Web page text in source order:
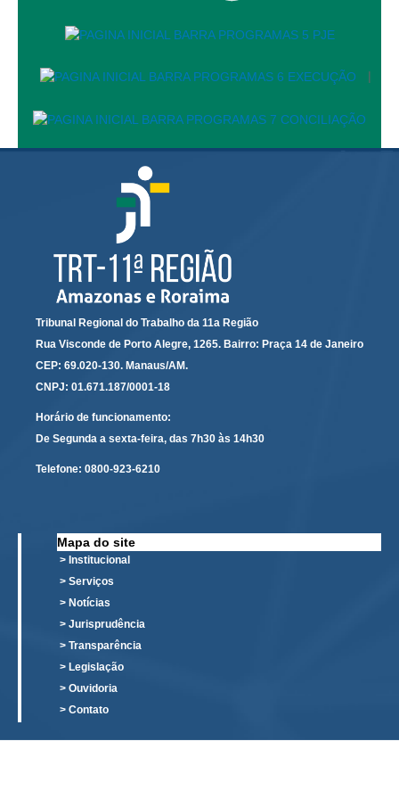
Calendário de Suspensão
Certidões
Concursos
Diários Eletrônicos
Espaço do Servidor
Guias de recolhimento
Leilão Público
Mapa do site
META 9 do CNJ
Pauta Digital
PJE
Plantão Judiciário
Cadastrar Processos
Inscrição para mediação e conciliação – Cejusc 1º e 2º
Perguntas Frequentes
Eventos
Portal Execução
Portal Proad
Pequeno Valor
|
Tribunal Regional do Trabalho da 11a Região
Rua Visconde de Porto Alegre, 1265. Bairro: Praça 14 de Janeiro
CEP: 69.020-130. Manaus/AM.
CNPJ: 01.671.187/0001-18
Horário de funcionamento:
De Segunda a sexta-feira, das 7h30 às 14h30
Telefone: 0800-923-6210
Mapa do site
> Institucional
> Serviços
> Notícias
> Jurisprudência
> Transparência
> Legislação
> Ouvidoria
> Contato